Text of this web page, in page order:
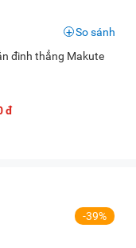
đinh thẳng Makute
đ
So sánh
-39%